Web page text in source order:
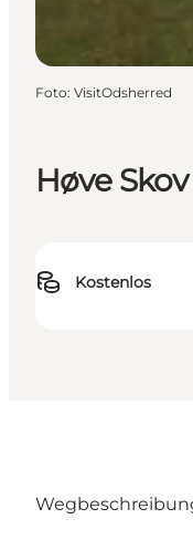
Høve Skov
Kostenlos
Foto: VisitOdsherred